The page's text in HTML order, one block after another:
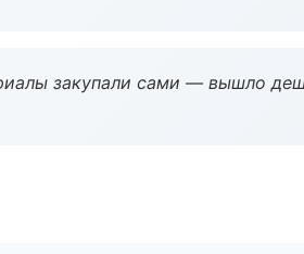
закупали сами — вышло